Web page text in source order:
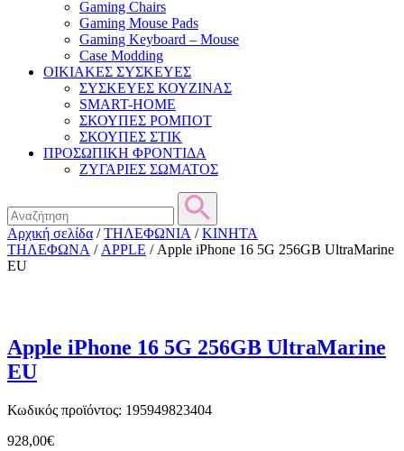
Gaming Chairs
Gaming Mouse Pads
Gaming Keyboard – Mouse
Case Modding
ΟΙΚΙΑΚΕΣ ΣΥΣΚΕΥΕΣ
ΣΥΣΚΕΥΕΣ ΚΟΥΖΙΝΑΣ
SMART-HOME
ΣΚΟΥΠΕΣ ΡΟΜΠΟΤ
ΣΚΟΥΠΕΣ ΣΤΙΚ
ΠΡΟΣΩΠΙΚΗ ΦΡΟΝΤΙΔΑ
ΖΥΓΑΡΙΕΣ ΣΩΜΑΤΟΣ
Αρχική σελίδα /ΤΗΛΕΦΩΝΙΑ /ΚΙΝΗΤΑ
ΤΗΛΕΦΩΝΑ /APPLE / Apple iPhone 16 5G 256GB UltraMarine
EU
Apple iPhone 16 5G 256GB UltraMarine
EU
Κωδικός προϊόντος: 195949823404
928,00€